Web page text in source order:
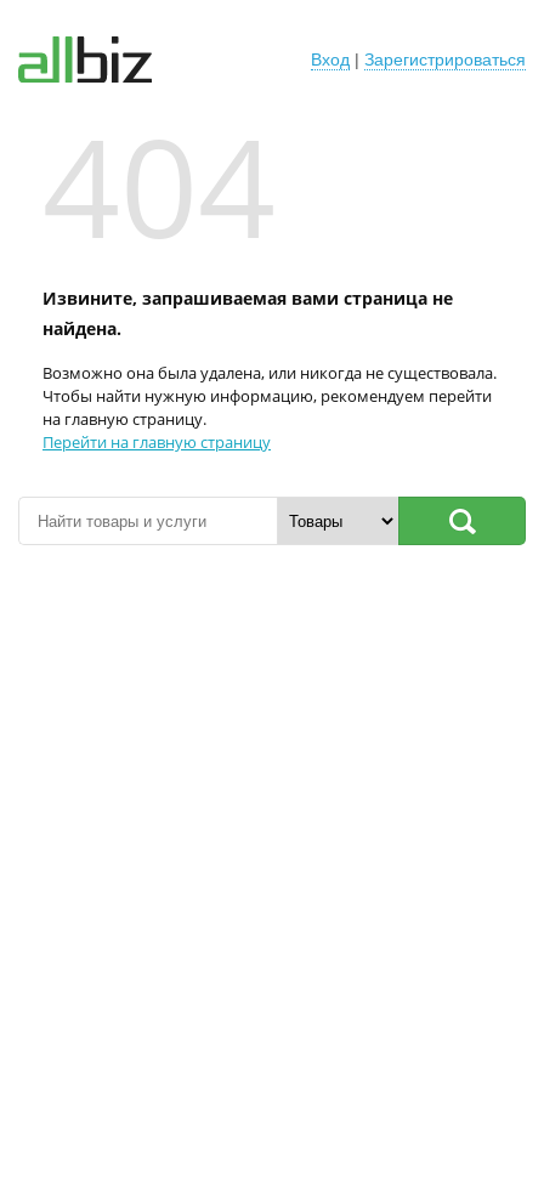
Вход | Зарегистрироваться
404
Извините, запрашиваемая вами страница не
найдена.
Возможно она была удалена, или никогда не существовала.
Чтобы найти нужную информацию, рекомендуем перейти
на главную страницу.
Перейти на главную страницу